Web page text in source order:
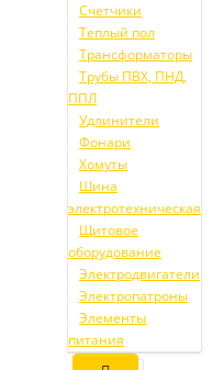
Счетчики
Теплый пол
Трансформаторы
Трубы ПВХ, ПНД,
ППЛ
Удлинители
Фонари
Хомуты
Шина
электротехническая
Щитовое
оборудование
Электродвигатели
Электропатроны
Элементы
питания